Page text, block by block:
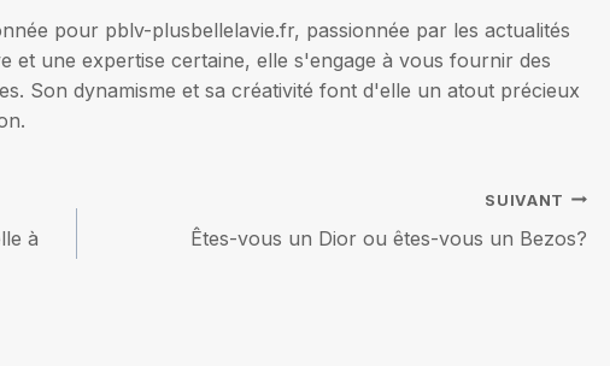
pour pblv-plusbellelavie.fr, passionnée par les actualités
et une expertise certaine, elle s'engage à vous fournir des
Son dynamisme et sa créativité font d'elle un atout précieux
à
SUIVANT
Êtes-vous un Dior ou êtes-vous un Bezos?